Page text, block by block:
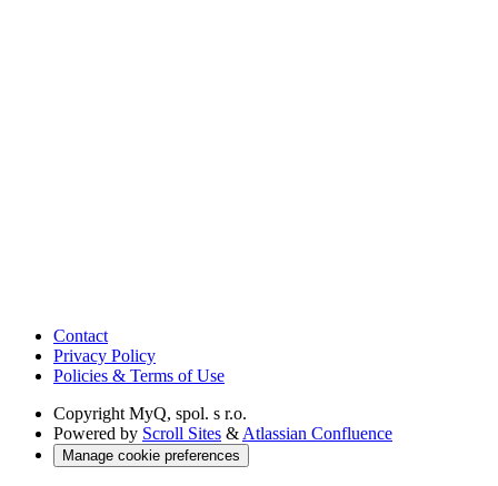
Contact
Privacy Policy
Policies & Terms of Use
Copyright MyQ, spol. s r.o.
Powered by Scroll Sites & Atlassian Confluence
Manage cookie preferences